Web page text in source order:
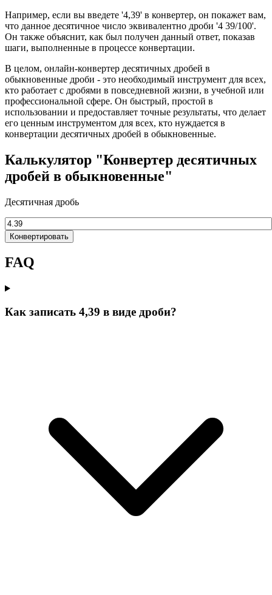
Например, если вы введете '4,39' в конвертер, он покажет вам,
что данное десятичное число эквивалентно дроби '4 39/100'.
Он также объяснит, как был получен данный ответ, показав
шаги, выполненные в процессе конвертации.
В целом, онлайн-конвертер десятичных дробей в
обыкновенные дроби - это необходимый инструмент для всех,
кто работает с дробями в повседневной жизни, в учебной или
профессиональной сфере. Он быстрый, простой в
использовании и предоставляет точные результаты, что делает
его ценным инструментом для всех, кто нуждается в
конвертации десятичных дробей в обыкновенные.
Калькулятор "Конвертер десятичных
дробей в обыкновенные"
Десятичная дробь
Конвертировать
FAQ
Как записать 4,39 в виде дроби?